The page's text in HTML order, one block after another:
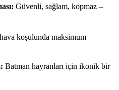
Güvenli, sağlam, kopmaz –
koşulunda maksimum
Batman hayranları için ikonik bir